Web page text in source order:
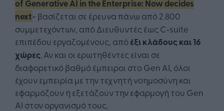
of Generative AI in the Enterprise: Now decides
next» βασίζεται σε έρευνα πάνω από 2.800
συμμετεχόντων, από Διευθυντές έως C-suite
επιπέδου εργαζομένους, από έξι κλάδους και 16
χώρες. Αν και οι ερωτηθέντες είναι σε
διαφορετικό βαθμό έμπειροι στο Gen AI, όλοι
έχουν εμπειρία με την τεχνητή νοημοσύνη και
εφαρμόζουν ή εξετάζουν την εφαρμογή του Gen
AI στον οργανισμό τους.